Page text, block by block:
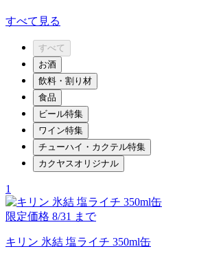
すべて見る
すべて
お酒
飲料・割り材
食品
ビール特集
ワイン特集
チューハイ・カクテル特集
カクヤスオリジナル
1
限定価格 8/31 まで
キリン 氷結 塩ライチ 350ml缶